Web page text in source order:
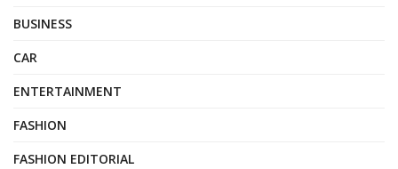
BUSINESS
CAR
ENTERTAINMENT
FASHION
FASHION EDITORIAL